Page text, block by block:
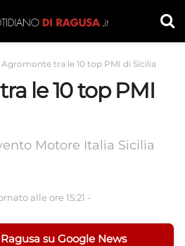
Agromonte tra le 10 top PMI di Sicilia
le 10 top PMI
Motore Italia Sicilia
alle ore 15:21 -
su Google News